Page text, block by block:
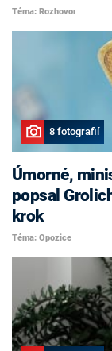
Téma: Rozhovor
8 fotografií
Úmorné,
popsal
krok
Téma: Opozice